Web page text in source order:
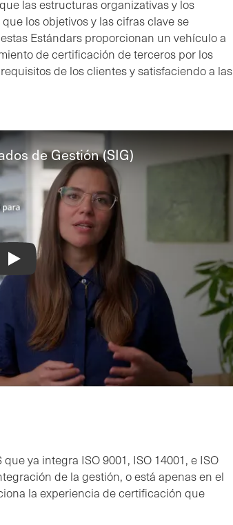
las estructuras organizativas y los
los objetivos y las cifras clave se
Estándars proporcionan un vehículo a
de certificación de terceros por los
de los clientes y satisfaciendo a las
de Gestión (SIG)
Integrated Management Systems (IMS) Video
ya integra ISO 9001, ISO 14001, e ISO
de la gestión, o está apenas en el
la experiencia de certificación que